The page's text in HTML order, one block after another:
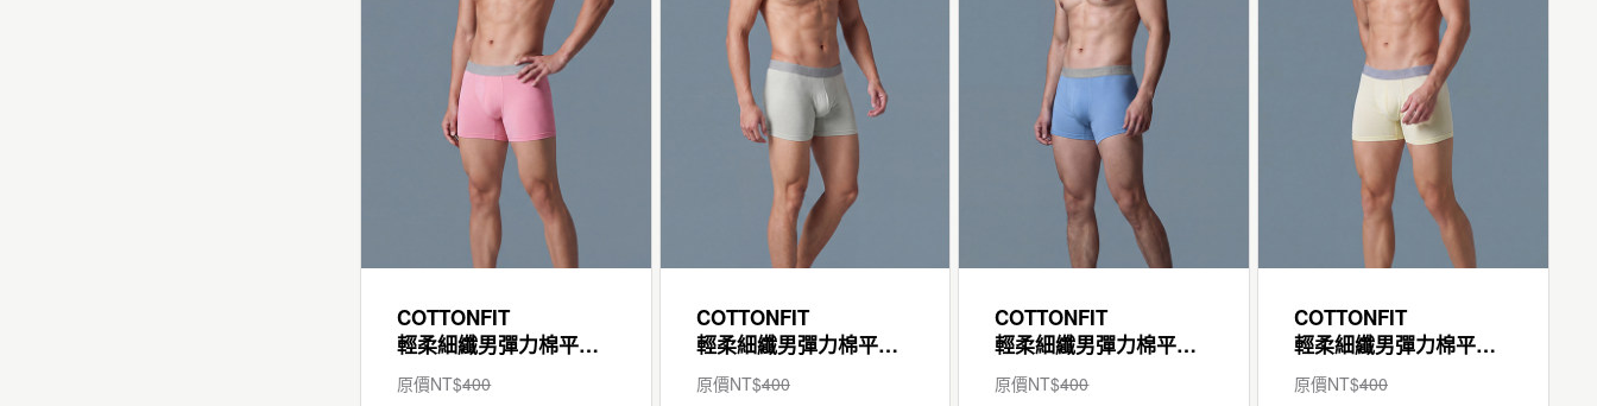
COTTONFIT
輕柔細纖男彈力棉平口褲
原價NT$400
COTTONFIT
輕柔細纖男彈力棉平口褲
原價NT$400
COTTONFIT
輕柔細纖男彈力棉平口褲
原價NT$400
COTTONFIT
輕柔細纖男彈力棉平口褲
原價NT$400